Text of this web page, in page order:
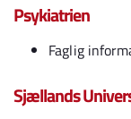
Psykiatrien
Faglig
Sjællands